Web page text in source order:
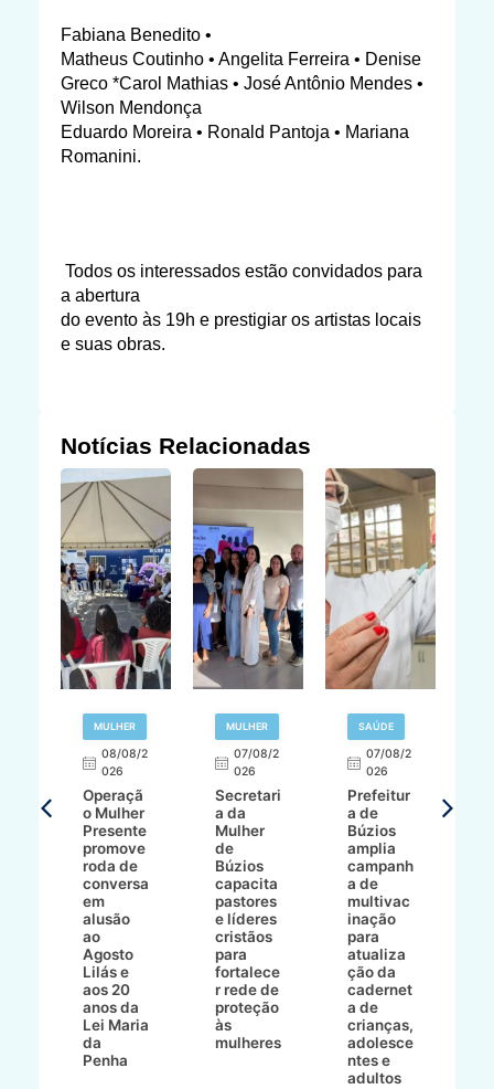
Fabiana Benedito •
Matheus Coutinho • Angelita Ferreira • Denise
Greco *Carol Mathias • José Antônio Mendes •
Wilson Mendonça
Eduardo Moreira • Ronald Pantoja • Mariana
Romanini.
Todos os interessados estão convidados para
a abertura
do evento às 19h e prestigiar os artistas locais
e suas obras.
Notícias Relacionadas
MULHER
08/08/2
026
Operaçã
o Mulher
Presente
promove
roda de
conversa
em
alusão
ao
Agosto
Lilás e
aos 20
anos da
Lei Maria
da
Penha
MULHER
07/08/2
026
Secretari
a da
Mulher
de
Búzios
capacita
pastores
e líderes
cristãos
para
fortalece
r rede de
proteção
às
mulheres
SAÚDE
07/08/2
026
Prefeitur
a de
Búzios
amplia
campanh
a de
multivac
inação
para
atualiza
ção da
cadernet
a de
crianças,
adolesce
ntes e
adultos